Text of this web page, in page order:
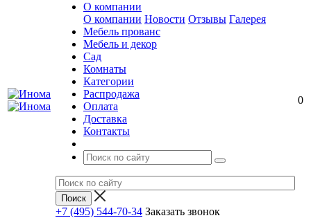
О компании
О компании Новости Отзывы Галерея
Мебель прованс
Мебель и декор
Сад
Комнаты
Категории
Распродажа
Оплата
Доставка
Контакты
+7 (495) 544-70-34 Заказать звонок
0